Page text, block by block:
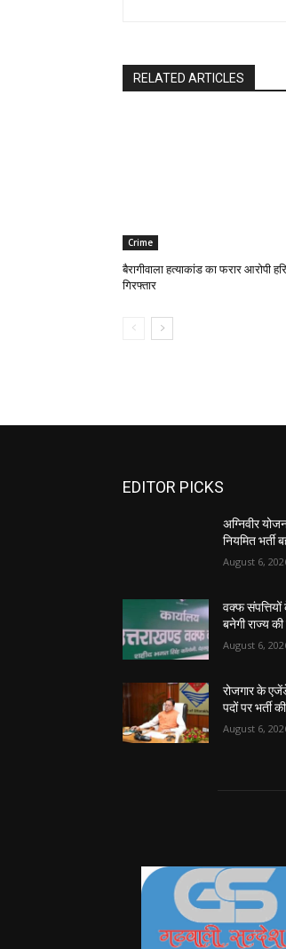
RELATED ARTICLES
Crime
बैरागीवाला हत्याकांड का फरार आरोपी
गिरफ्तार
EDITOR PICKS
अग्निवीर
नियमित भर्ती
August 6,
वक्फ
बनेगी राज्य की
August 6,
रोजगार के
पदों पर भर्ती
August 6,